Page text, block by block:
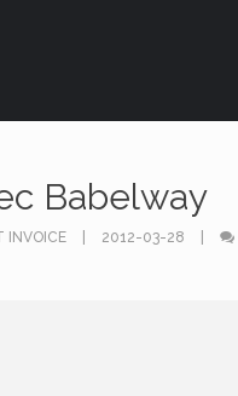
Babelway
INVOICE 2012-03-28